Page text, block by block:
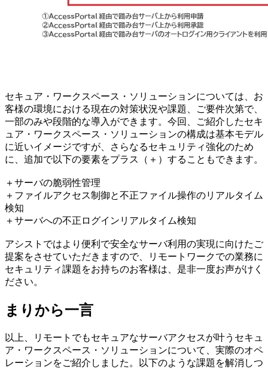
セキュア・ワークスペース・ソリューションについては、お
客様の環境における現在の対策状況や課題、ご要件次第で、
一部のみや段階的な導入ができます。今回、ご紹介したセキ
ュア・ワークスペース・ソリューションの構成は基本モデル
に近いイメージですが、さらなるセキュリティ強化のため
に、追加で以下の要素をプラス（＋）することもできます。
＋サーバの脆弱性管理
＋ファイルアクセス制御と不正ファイル操作のリアルタイム
検知
＋サーバへの不正ログインリアルタイム検知
アシストではより便利で安全なサーバ利用の実現に向けたご
提案をさせていただきますので、リモートワークでの業務に
セキュリティ課題をお持ちのお客様は、是非一度お声がけく
ださい。
まりから一言
以上、リモートでもセキュアなサーバアクセスが叶うセキュ
ア・ワークスペース・ソリューションについて、実際のオペ
レーションをご紹介しました。以下のような課題を解消しつ